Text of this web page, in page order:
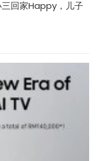
三回家Happy，儿子